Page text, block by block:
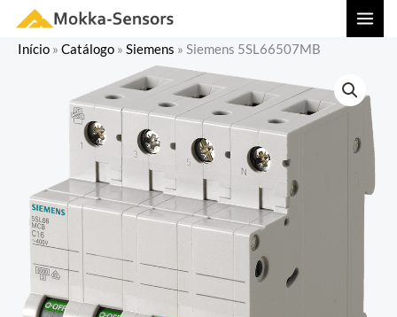
Início » Catálogo » Siemens » Siemens 5SL66507MB